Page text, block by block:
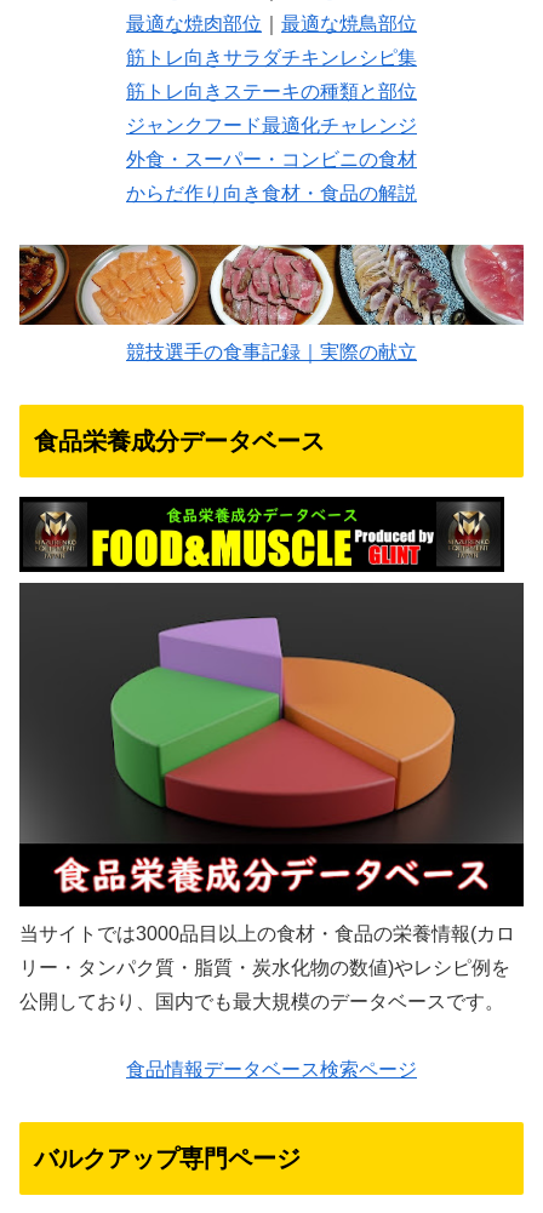
最適な焼肉部位
最適な焼鳥部位
筋トレ向きサラダチキンレシピ集
筋トレ向きステーキの種類と部位
ジャンクフード最適化チャレンジ
外食・スーパー・コンビニの食材
からだ作り向き食材・食品の解説
競技選手の食事記録｜実際の献立
食品栄養成分データベース
当サイトでは3000品目以上の食材・食品の栄養情報(カロ
リー・タンパク質・脂質・炭水化物の数値)やレシピ例を
公開しており、国内でも最大規模のデータベースです。
食品情報データベース検索ページ
バルクアップ専門ページ